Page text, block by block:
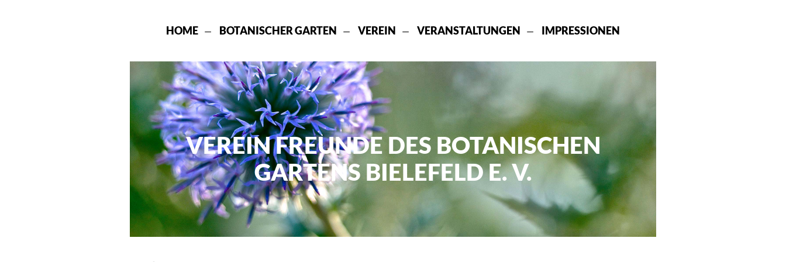
HOME BOTANISCHER GARTEN VEREIN VERANSTALTUNGEN IMPRESSIONEN
VEREIN FREUNDE DES BOTANISCHEN
GARTENS BIELEFELD E. V.